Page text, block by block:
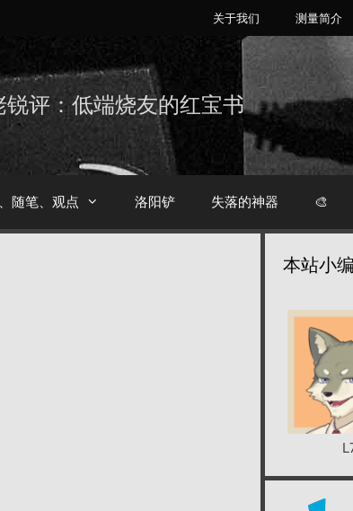
关于我们 测量简介
评：低端烧友的红宝书
随笔、观点 洛阳铲 失落的神器 🎨
本站小编